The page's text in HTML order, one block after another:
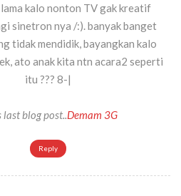
kalo nonton TV gak kreatif
sinetron nya /:). banyak banget
tidak mendidik, bayangkan kalo
ato anak kita ntn acara2 seperti
itu ??? 8-|
last blog post..Demam 3G
Reply